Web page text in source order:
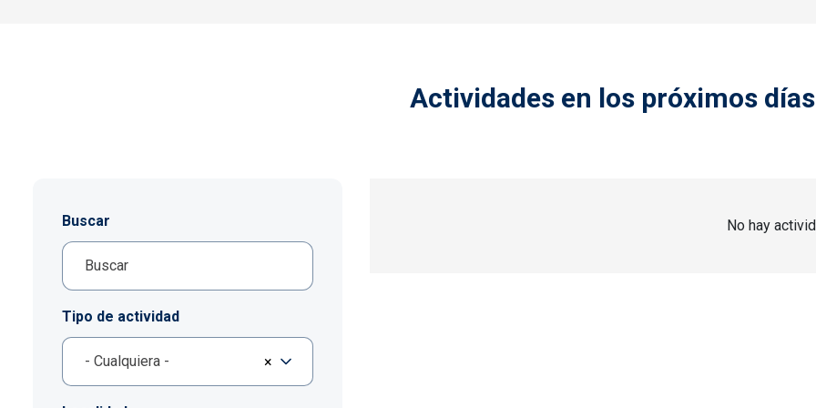
Actividades en los próximos días
Buscar
Tipo de actividad
×
- Cualquiera -
No hay